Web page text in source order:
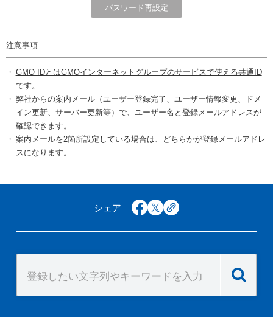
注意事項
GMO IDとはGMOインターネットグループのサービスで使える共通ID
です。
弊社からの案内メール（ユーザー登録完了、ユーザー情報変更、ドメ
イン更新、サーバー更新等）で、ユーザー名と登録メールアドレスが
確認できます。
案内メールを2箇所設定している場合は、どちらかが登録メールアドレ
スになります。
シェア facebook
x copy